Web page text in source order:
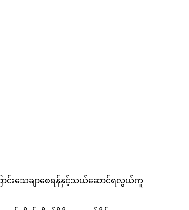
ောင်းသေချာစေရန်နှင့်သယ်ဆောင်ရလွယ်ကူ